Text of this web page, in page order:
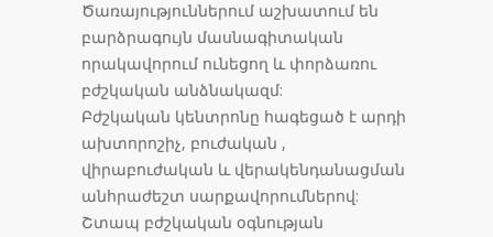
Ծառայություններում աշխատում են
բարձրագույն մասնագիտական
որակավորում ունեցող և փորձառու
բժշկական անձնակազմ:
Բժշկական կենտրոնը հագեցած է արդի
ախտորոշիչ, բուժական ,
վիրաբուժական և վերակենդանացման
անհրաժեշտ սարքավորումներով:
Շտապ բժշկական օգնության